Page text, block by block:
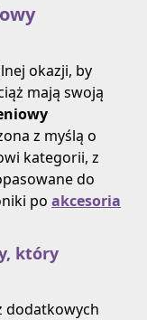
okazji, by
mają swoją
z myślą o
kategorii, z
do
po akcesoria
który
dodatkowych